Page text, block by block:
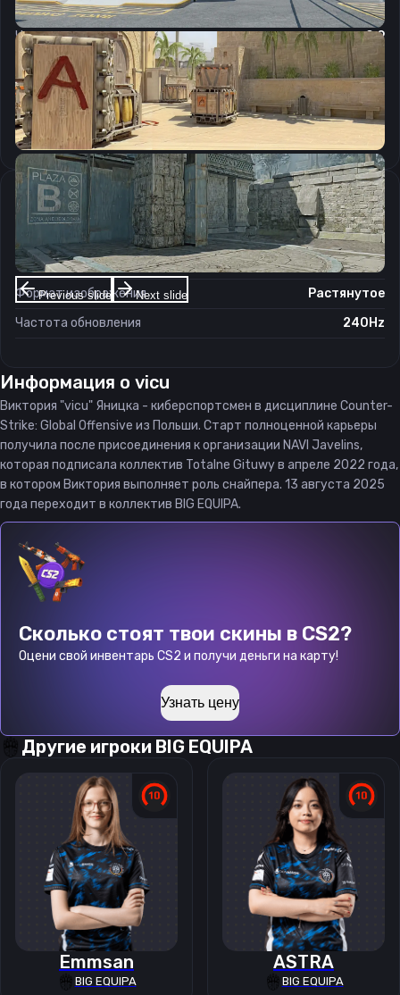
Previous slide Next slide
Чувствительность мыши в игре:
1
Чувствительность мыши в зуме:
0.9
Чувствительность мыши в Windows:
6/11
Ускорение мыши:
0
m_rawinput:
1
Настройки экрана
Разрешение
1280×960
Соотношение сторон
4:3
Формат изображения
Растянутое
Частота обновления
240Hz
Информация о vicu
Виктория "vicu" Яницка - киберспортсмен в дисциплине Counter-
Strike: Global Offensive из Польши. Старт полноценной карьеры
получила после присоединения к организации NAVI Javelins,
которая подписала коллектив Totalne Gituwy в апреле 2022 года,
в котором Виктория выполняет роль снайпера. 13 августа 2025
года переходит в коллектив BIG EQUIPA.
Сколько стоят твои скины в CS2?
Оцени свой инвентарь CS2 и получи деньги на карту!
Узнать цену
Другие игроки BIG EQUIPA
Emmsan
BIG EQUIPA
ASTRA
BIG EQUIPA